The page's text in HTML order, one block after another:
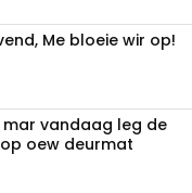
Me bloeie wir op!
vandaag leg de
oew deurmat